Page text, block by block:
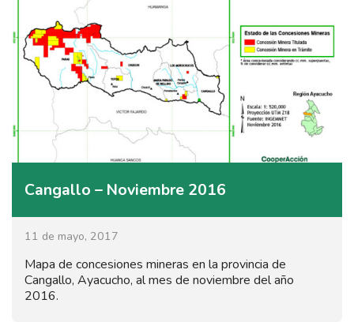
Cangallo – Noviembre 2016
11 de mayo, 2017
Mapa de concesiones mineras en la provincia de
Cangallo, Ayacucho, al mes de noviembre del año
2016.